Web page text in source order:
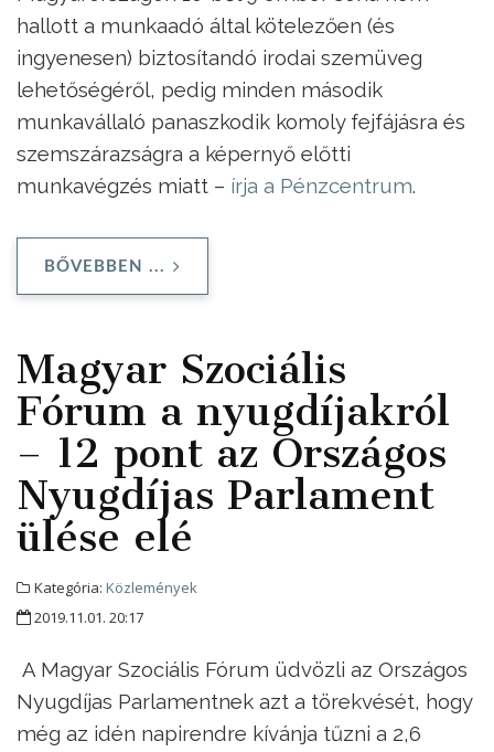
hallott a munkaadó által kötelezően (és
ingyenesen) biztosítandó irodai szemüveg
lehetőségéről, pedig minden második
munkavállaló panaszkodik komoly fejfájásra és
szemszárazságra a képernyő előtti
munkavégzés miatt – írja a Pénzcentrum.
BŐVEBBEN ...
Magyar Szociális
Fórum a nyugdíjakról
– 12 pont az Országos
Nyugdíjas Parlament
ülése elé
Kategória: Közlemények
2019.11.01. 20:17
A Magyar Szociális Fórum üdvözli az Országos
Nyugdíjas Parlamentnek azt a törekvését, hogy
még az idén napirendre kívánja tűzni a 2,6